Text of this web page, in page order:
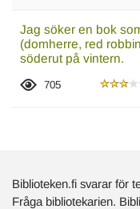
Jag söker en bok
(domherre, red
söderut på vintern.
705
Biblioteken.fi svarar för
Fråga bibliotekarien.